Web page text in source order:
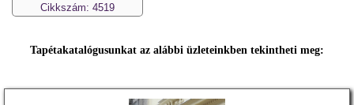
Cikkszám: 4519
Tapétakatalógusunkat az alábbi üzleteinkben tekintheti meg: